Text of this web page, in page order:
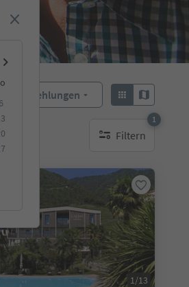
6
Empfehlungen
Filtern
1
1 aktiver Filter
1/13